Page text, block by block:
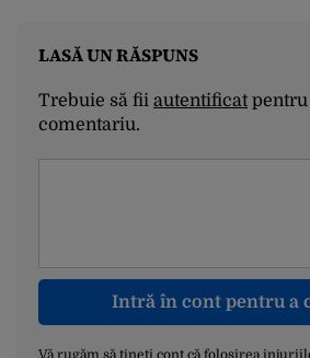
LASĂ UN RĂSPUNS
Trebuie să fii autentificatpentru
comentariu.
Intră în cont pentru a
Vă rugăm să țineți cont că folosirea